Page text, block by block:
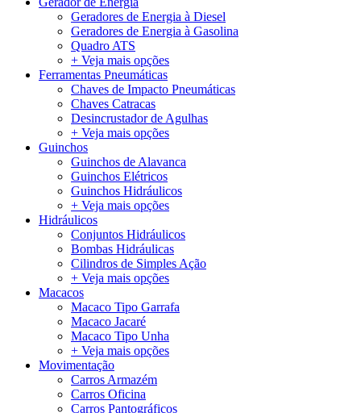
Geradores de Energia à Diesel
Geradores de Energia à Gasolina
Quadro ATS
+ Veja mais opções
Ferramentas Pneumáticas
Chaves de Impacto Pneumáticas
Chaves Catracas
Desincrustador de Agulhas
+ Veja mais opções
Guinchos
Guinchos de Alavanca
Guinchos Elétricos
Guinchos Hidráulicos
+ Veja mais opções
Hidráulicos
Conjuntos Hidráulicos
Bombas Hidráulicas
Cilindros de Simples Ação
+ Veja mais opções
Macacos
Macaco Tipo Garrafa
Macaco Jacaré
Macaco Tipo Unha
+ Veja mais opções
Movimentação
Carros Armazém
Carros Oficina
Carros Pantográficos